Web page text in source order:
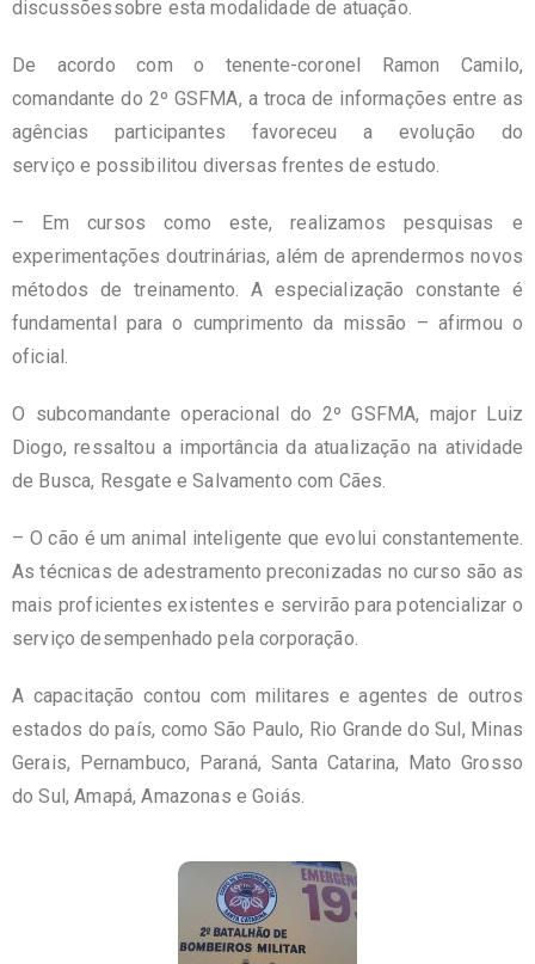
discussõessobre esta modalidade de atuação.
De acordo com o tenente-coronel Ramon Camilo,
comandante do 2º GSFMA, a troca de informações entre as
agências participantes favoreceu a evolução do
serviço e possibilitou diversas frentes de estudo.
– Em cursos como este, realizamos pesquisas e
experimentações doutrinárias, além de aprendermos novos
métodos de treinamento. A especialização constante é
fundamental para o cumprimento da missão – afirmou o
oficial.
O subcomandante operacional do 2º GSFMA, major Luiz
Diogo, ressaltou a importância da atualização na atividade
de Busca, Resgate e Salvamento com Cães.
– O cão é um animal inteligente que evolui constantemente.
As técnicas de adestramento preconizadas no curso são as
mais proficientes existentes e servirão para potencializar o
serviço desempenhado pela corporação.
A capacitação contou com militares e agentes de outros
estados do país, como São Paulo, Rio Grande do Sul, Minas
Gerais, Pernambuco, Paraná, Santa Catarina, Mato Grosso
do Sul, Amapá, Amazonas e Goiás.